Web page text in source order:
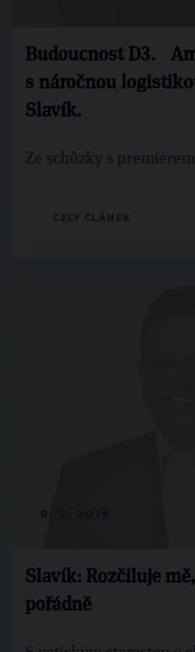
Budoucnost D3.
s náročnou
Slavík.
Ze schůzky s
CELÝ ČLÁNEK
Slavík: Rozčiluje
pořádně